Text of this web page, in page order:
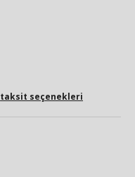
taksit seçenekleri